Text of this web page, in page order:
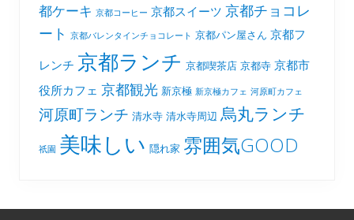
都ケーキ 京都コーヒー 京都スイーツ 京都チョコレ
ート 京都バレンタインチョコレート 京都パン屋さん 京都フ
レンチ 京都ランチ 京都喫茶店 京都寺 京都市
役所カフェ 京都観光 新京極 新京極カフェ 河原町カフェ
河原町ランチ 清水寺 清水寺周辺 烏丸ランチ
祇園 美味しい 隠れ家 雰囲気GOOD